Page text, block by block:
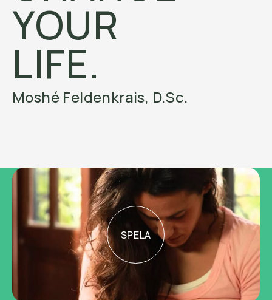
YOUR
LIFE.
Moshé Feldenkrais, D.Sc.
SPELA